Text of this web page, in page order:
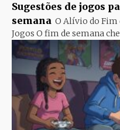
Sugestões de jogos
semana O Alívio do Fim
Jogos O fim de semana